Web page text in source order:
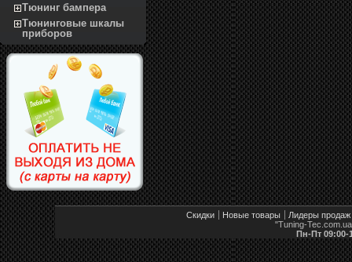
Тюнинг бампера
Тюнинговые шкалы
приборов
Скидки Новые товары
Лидеры продаж
"Tuning-
Пн-Пт 09:00-